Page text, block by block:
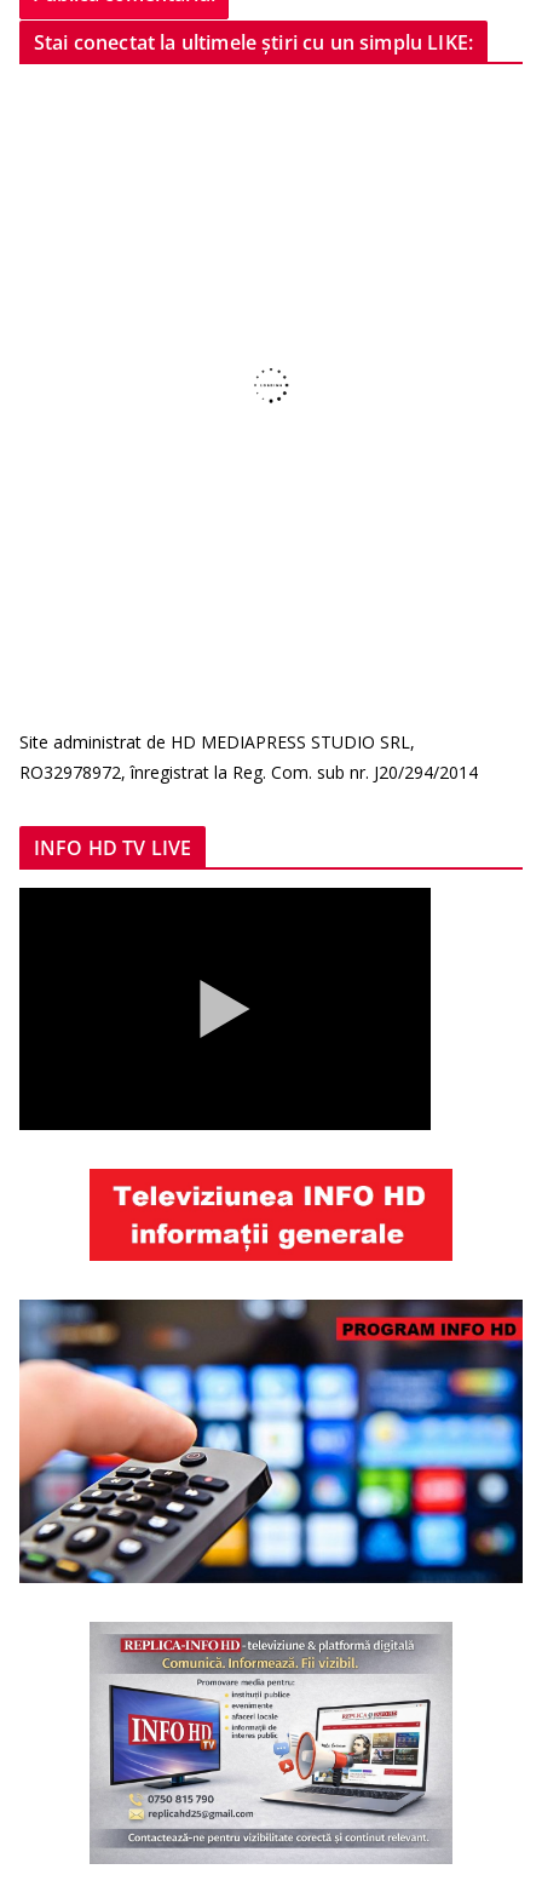
Stai conectat la ultimele știri cu un simplu LIKE:
Site administrat de HD MEDIAPRESS STUDIO SRL,
RO32978972, înregistrat la Reg. Com. sub nr. J20/294/2014
INFO HD TV LIVE